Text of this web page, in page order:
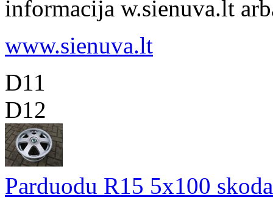
informacija w.sienuva.lt
www.sienuva.lt
D11
D12
Parduodu R15 5x100